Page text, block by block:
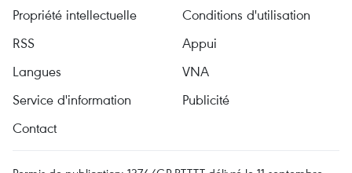
Propriété intellectuelle
Conditions d'utilisation
RSS
Appui
Langues
VNA
Service d'information
Publicité
Contact